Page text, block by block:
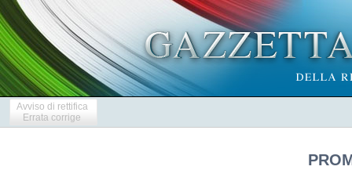
Avviso di rettifica
Errata corrige